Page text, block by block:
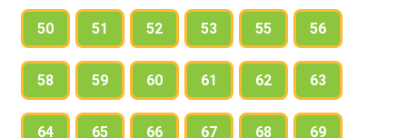
50 51 52 53 55 56
58 59 60 61 62 63
64 65 66 67 68 69